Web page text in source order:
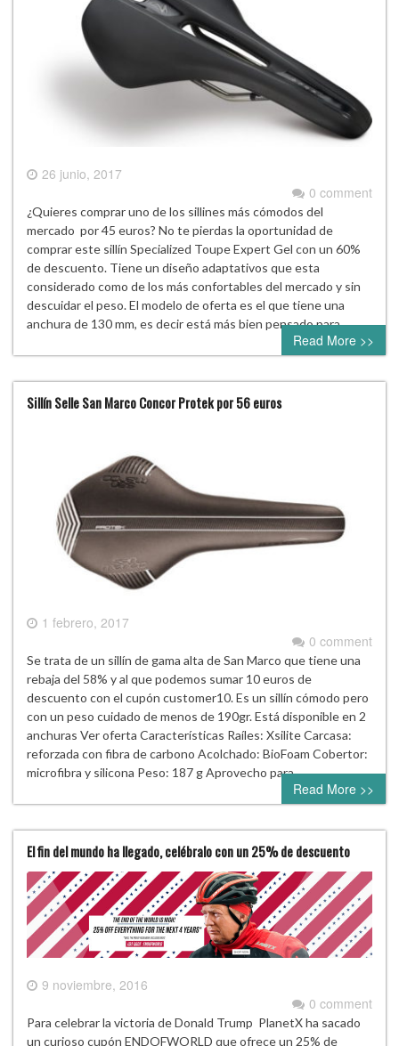
26 junio, 2017
0 comment
¿Quieres comprar uno de los sillines más cómodos del
mercado por 45 euros? No te pierdas la oportunidad de
comprar este sillín Specialized Toupe Expert Gel con un 60%
de descuento. Tiene un diseño adaptativos que esta
considerado como de los más confortables del mercado y sin
descuidar el peso. El modelo de oferta es el que tiene una
anchura de 130 mm, es decir está más bien pensado para…
Read More >>
Sillín Selle San Marco Concor Protek por 56 euros
1 febrero, 2017
0 comment
Se trata de un sillín de gama alta de San Marco que tiene una
rebaja del 58% y al que podemos sumar 10 euros de
descuento con el cupón customer10. Es un sillín cómodo pero
con un peso cuidado de menos de 190gr. Está disponible en 2
anchuras Ver oferta Características Raíles: Xsilite Carcasa:
reforzada con fibra de carbono Acolchado: BioFoam Cobertor:
microfibra y silicona Peso: 187 g Aprovecho para…
Read More >>
El fin del mundo ha llegado, celébralo con un 25% de descuento
9 noviembre, 2016
0 comment
Para celebrar la victoria de Donald Trump PlanetX ha sacado
un curioso cupón ENDOFWORLD que ofrece un 25% de